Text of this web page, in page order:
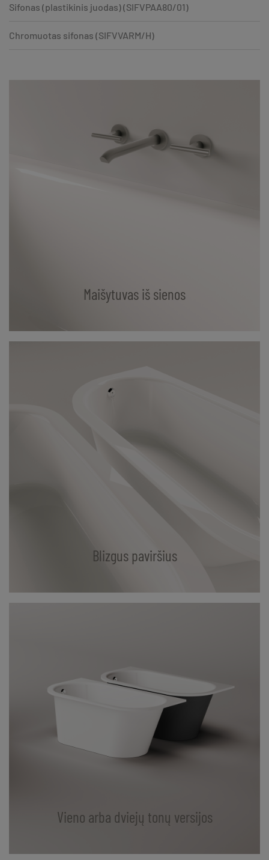
Sifonas (plastikinis juodas) (SIFVPAA80/01)
Chromuotas sifonas (SIFVVARM/H)
Maišytuvas iš sienos
Blizgus paviršius
Vieno arba dviejų tonų versijos